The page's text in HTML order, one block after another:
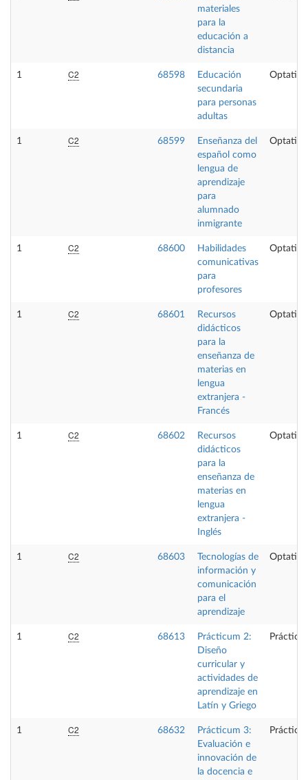
materiales
para la
educación a
distancia
1 C2 68598
Educación
secundaria
para personas
adultas
Optativa
1 C2 68599
Enseñanza del
español como
lengua de
aprendizaje
para
alumnado
inmigrante
Optativa
1 C2 68600
Habilidades
comunicativas
para
profesores
Optativa
1 C2 68601
Recursos
didácticos
para la
enseñanza de
materias en
lengua
extranjera -
Francés
Optativa
1 C2 68602
Recursos
didácticos
para la
enseñanza de
materias en
lengua
extranjera -
Inglés
Optativa
1 C2 68603
Tecnologías de
información y
comunicación
para el
aprendizaje
Optativa
1 C2 68613
Prácticum 2:
Diseño
curricular y
actividades de
aprendizaje en
Latín y Griego
1 C2 68632
Prácticum 3:
Evaluación e
innovación de
la docencia e